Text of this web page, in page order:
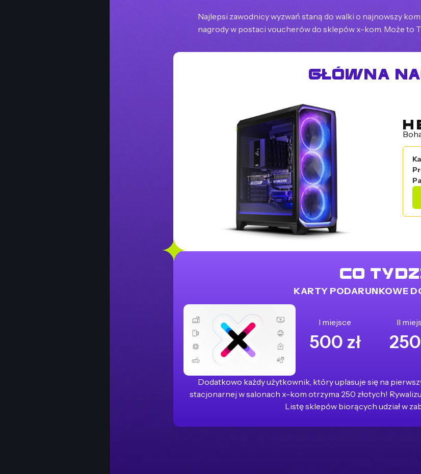
Najlepsi zawodnicy wyzwań staną do walki o najnowszy
nagrody w postaci voucherów do sklepów x-kom. Może to
GŁÓWNA
CO
KARTY PODARUNKOWE
I miejsce
500 zł
II
Dodatkowo każdy użytkownik, który uplasuje się na
stacjonarnej w salonach x-kom otrzyma 250 złotych!
Listę sklepów biorących udział w